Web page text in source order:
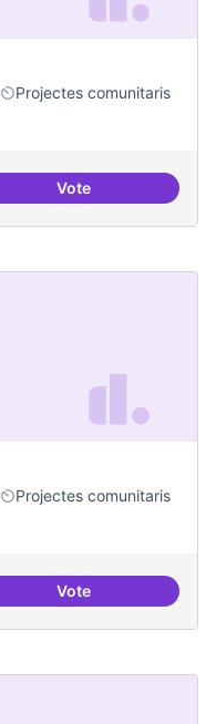
Projectes comunitaris
VoteEspai Jove
Projectes comunitaris
VoteSalut Comunitària